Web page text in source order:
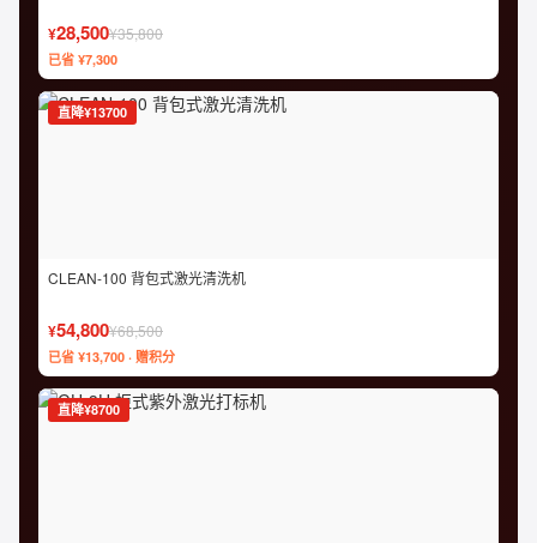
¥28,500¥35,800
已省 ¥7,300
直降¥13700
CLEAN-100 背包式激光清洗机
¥54,800¥68,500
已省 ¥13,700 · 赠积分
直降¥8700